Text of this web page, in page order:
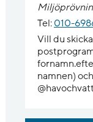
Tel: 010-
Vill du
namnen)